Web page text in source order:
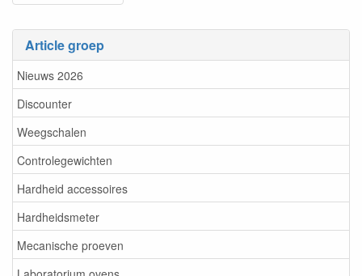
Article groep
Nieuws 2026
Discounter
Weegschalen
Controlegewichten
Hardheid accessoires
Hardheidsmeter
Mecanische proeven